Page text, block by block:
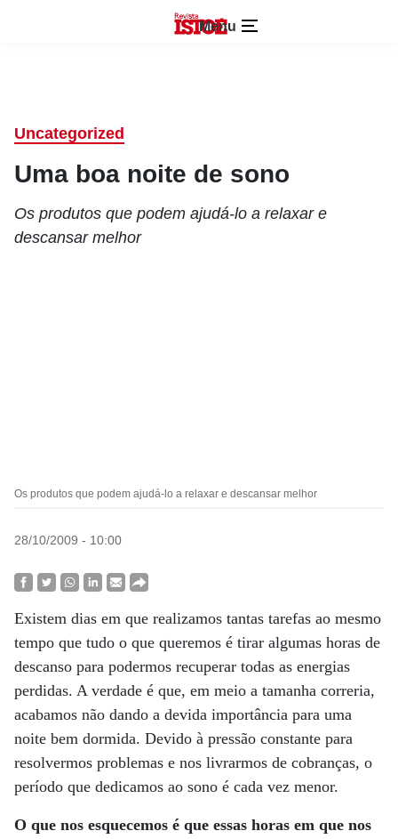
Menu
Uncategorized
Uma boa noite de sono
Os produtos que podem ajudá-lo a relaxar e
descansar melhor
Os produtos que podem ajudá-lo a relaxar e descansar melhor
28/10/2009 - 10:00
Existem dias em que realizamos tantas tarefas ao mesmo
tempo que tudo o que queremos é tirar algumas horas de
descanso para podermos recuperar todas as energias
perdidas. A verdade é que, em meio a tamanha correria,
acabamos não dando a devida importância para uma
noite bem dormida. Devido à pressão constante para
resolvermos problemas e nos livrarmos de cobranças, o
período que dedicamos ao sono é cada vez menor.
O que nos esquecemos é que essas horas em que nos